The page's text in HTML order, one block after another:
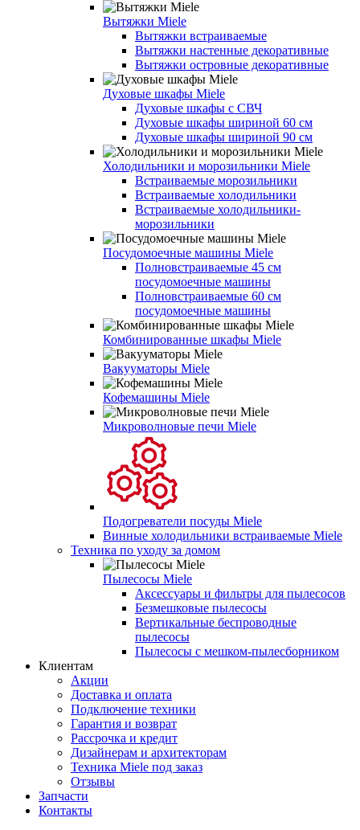
Вытяжки Miele
Вытяжки встраиваемые
Вытяжки настенные декоративные
Вытяжки островные декоративные
Духовые шкафы Miele
Духовые шкафы с СВЧ
Духовые шкафы шириной 60 см
Духовые шкафы шириной 90 см
Холодильники и морозильники Miele
Встраиваемые морозильники
Встраиваемые холодильники
Встраиваемые холодильники-
морозильники
Посудомоечные машины Miele
Полновстраиваемые 45 см
посудомоечные машины
Полновстраиваемые 60 см
посудомоечные машины
Комбинированные шкафы Miele
Вакууматоры Miele
Кофемашины Miele
Микроволновые печи Miele
Подогреватели посуды Miele
Винные холодильники встраиваемые Miele
Техника по уходу за домом
Пылесосы Miele
Аксессуары и фильтры для пылесосов
Безмешковые пылесосы
Вертикальные беспроводные
пылесосы
Пылесосы с мешком-пылесборником
Клиентам
Акции
Доставка и оплата
Подключение техники
Гарантия и возврат
Рассрочка и кредит
Дизайнерам и архитекторам
Техника Miele под заказ
Отзывы
Запчасти
Контакты